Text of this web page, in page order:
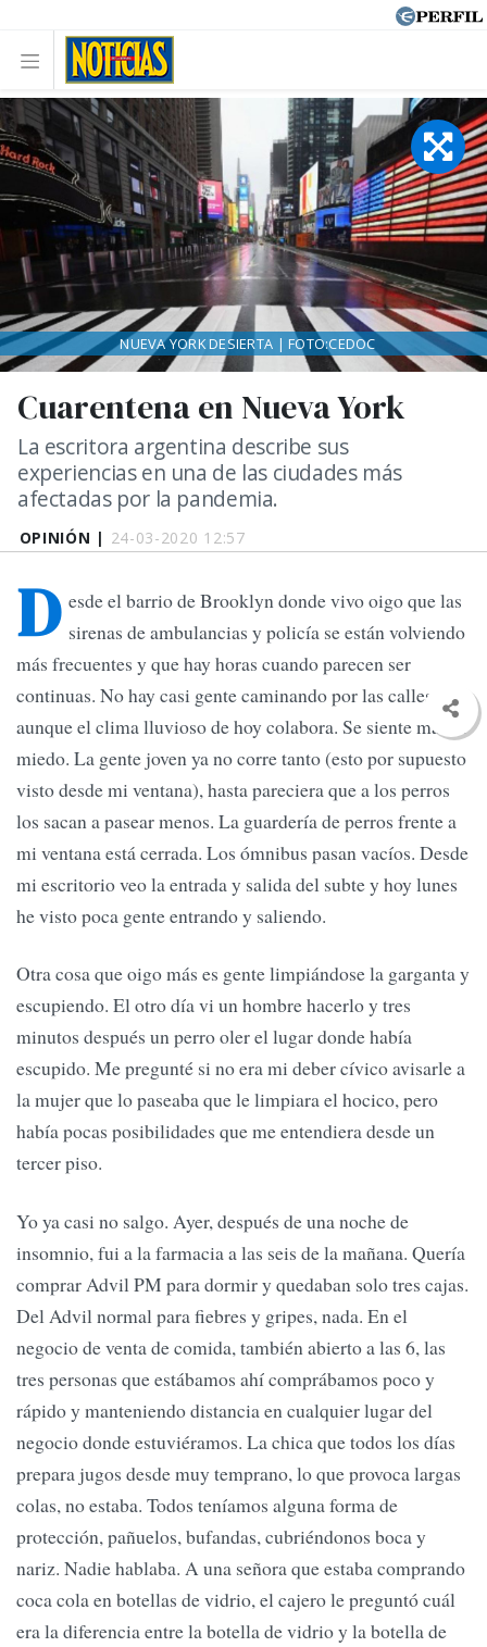
OPINIÓN | 24-03-2020 12:57
Cuarentena en Nueva York
La escritora argentina describe sus
experiencias en una de las ciudades más
afectadas por la pandemia.
NUEVA YORK DESIERTA | FOTO:CEDOC
D esde el barrio de Brooklyn donde vivo oigo que las
sirenas de ambulancias y policía se están volviendo
más frecuentes y que hay horas cuando parecen ser
continuas. No hay casi gente caminando por las calles,
aunque el clima lluvioso de hoy colabora. Se siente más el
miedo. La gente joven ya no corre tanto (esto por supuesto
visto desde mi ventana), hasta pareciera que a los perros
los sacan a pasear menos. La guardería de perros frente a
mi ventana está cerrada. Los ómnibus pasan vacíos. Desde
mi escritorio veo la entrada y salida del subte y hoy lunes
he visto poca gente entrando y saliendo.
Otra cosa que oigo más es gente limpiándose la garganta y
escupiendo. El otro día vi un hombre hacerlo y tres
minutos después un perro oler el lugar donde había
escupido. Me pregunté si no era mi deber cívico avisarle a
la mujer que lo paseaba que le limpiara el hocico, pero
había pocas posibilidades que me entendiera desde un
tercer piso.
Yo ya casi no salgo. Ayer, después de una noche de
insomnio, fui a la farmacia a las seis de la mañana. Quería
comprar Advil PM para dormir y quedaban solo tres cajas.
Del Advil normal para fiebres y gripes, nada. En el
negocio de venta de comida, también abierto a las 6, las
tres personas que estábamos ahí comprábamos poco y
rápido y manteniendo distancia en cualquier lugar del
negocio donde estuviéramos. La chica que todos los días
prepara jugos desde muy temprano, lo que provoca largas
colas, no estaba. Todos teníamos alguna forma de
protección, pañuelos, bufandas, cubriéndonos boca y
nariz. Nadie hablaba. A una señora que estaba comprando
coca cola en botellas de vidrio, el cajero le preguntó cuál
era la diferencia entre la botella de vidrio y la botella de